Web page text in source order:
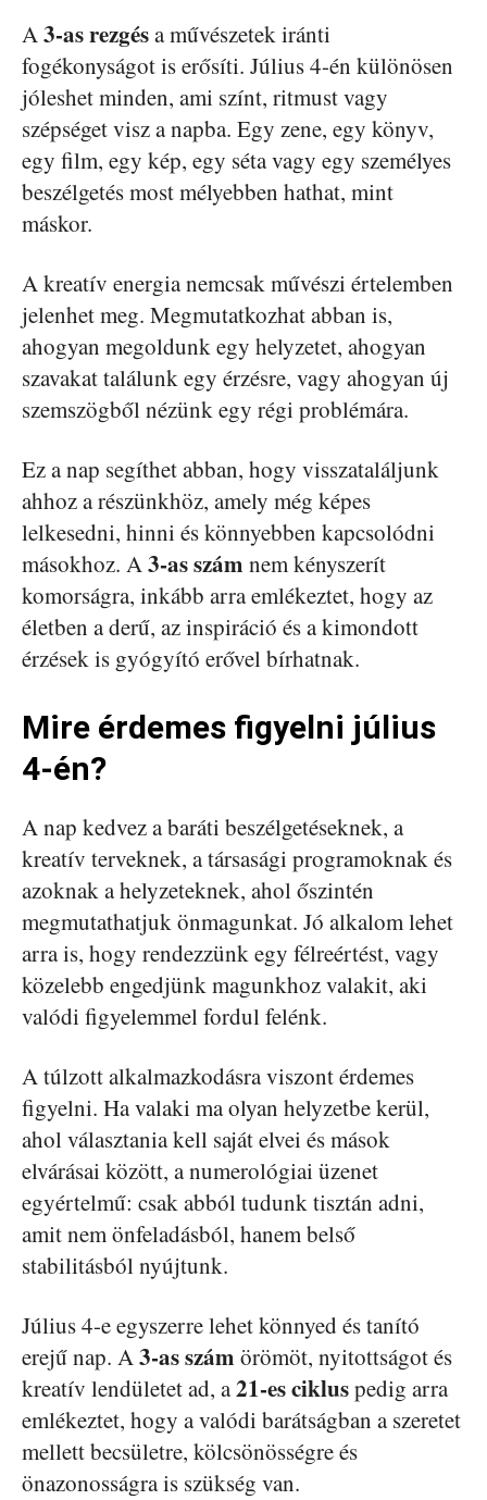
A3-as rezgésa művészetek iránti
fogékonyságot is erősíti. Július 4-én különösen
jóleshet minden, ami színt, ritmust vagy
szépséget visz a napba. Egy zene, egy könyv,
egy film, egy kép, egy séta vagy egy személyes
beszélgetés most mélyebben hathat, mint
máskor.
A kreatív energia nemcsak művészi értelemben
jelenhet meg. Megmutatkozhat abban is,
ahogyan megoldunk egy helyzetet, ahogyan
szavakat találunk egy érzésre, vagy ahogyan új
szemszögből nézünk egy régi problémára.
Ez a nap segíthet abban, hogy visszataláljunk
ahhoz a részünkhöz, amely még képes
lelkesedni, hinni és könnyebben kapcsolódni
másokhoz. A3-as szám nem kényszerít
komorságra, inkább arra emlékeztet, hogy az
életben a derű, az inspiráció és a kimondott
érzések is gyógyító erővel bírhatnak.
Mire érdemes figyelni július
4-én?
A nap kedvez a baráti beszélgetéseknek, a
kreatív terveknek, a társasági programoknak és
azoknak a helyzeteknek, ahol őszintén
megmutathatjuk önmagunkat. Jó alkalom lehet
arra is, hogy rendezzünk egy félreértést, vagy
közelebb engedjünk magunkhoz valakit, aki
valódi figyelemmel fordul felénk.
A túlzott alkalmazkodásra viszont érdemes
figyelni. Ha valaki ma olyan helyzetbe kerül,
ahol választania kell saját elvei és mások
elvárásai között, a numerológiai üzenet
egyértelmű: csak abból tudunk tisztán adni,
amit nem önfeladásból, hanem belső
stabilitásból nyújtunk.
Július 4-e egyszerre lehet könnyed és tanító
erejű nap. A3-as szám örömöt, nyitottságot és
kreatív lendületet ad, a21-es cikluspedig arra
emlékeztet, hogy a valódi barátságban a szeretet
mellett becsületre, kölcsönösségre és
önazonosságra is szükség van.